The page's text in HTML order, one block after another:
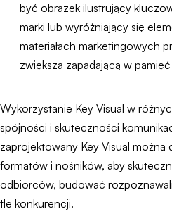
być obrazek ilustrujący
marki lub wyróżniający się
materiałach marketingowych
zwiększa zapadającą w
Wykorzystanie Key Visual w
spójności i skuteczności
zaprojektowany Key Visual
formatów i nośników, aby
odbiorców, budować
tle konkurencji.